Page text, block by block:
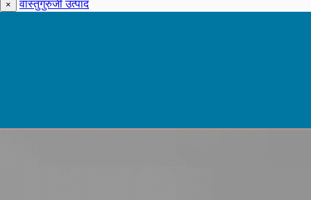
× वास्तुगुरुजी उत्पाद